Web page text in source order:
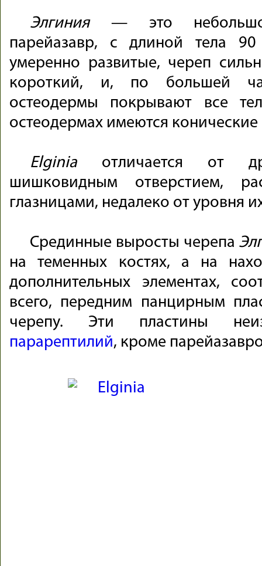
Элгиния— это
парейазавр, с длиной тела
умеренно развитые, череп
короткий, и, по большей
остеодермы покрывают все
остеодермах имеются
Elginia отличается от
шишковидным отверстием,
глазницами, недалеко от уровня
Срединные выросты черепа
на теменных костях, а на
дополнительных элементах,
всего, передним панцирным
черепу. Эти пластины
парарептилий, кроме